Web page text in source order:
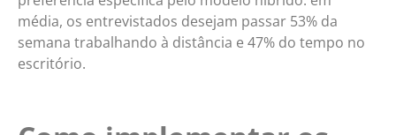
média, os entrevistados desejam passar 53% da
semana trabalhando à distância e 47% do tempo no
escritório.